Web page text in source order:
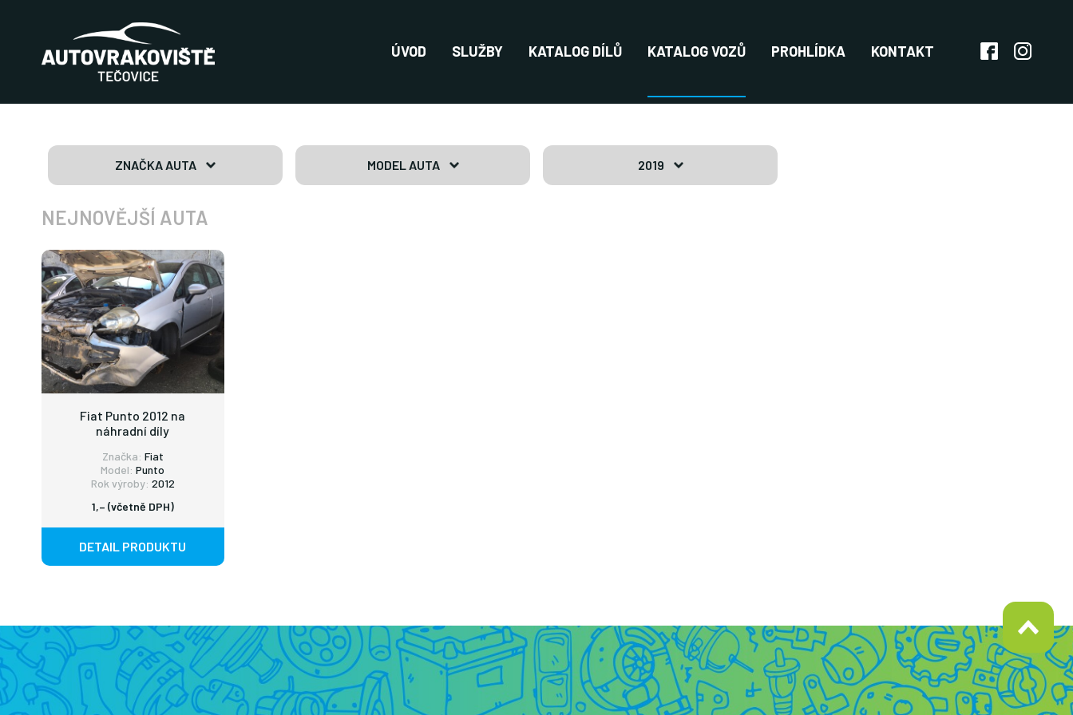
ÚVOD SLUŽBY KATALOG DÍLŮ KATALOG VOZŮ PROHLÍDKA KONTAKT
ZNAČKA AUTA MODEL AUTA 2019
NEJNOVĚJŠÍ AUTA
Fiat Punto 2012 na
náhradní díly
Značka: Fiat
Model: Punto
Rok výroby: 2012
1,– (včetně DPH)
DETAIL PRODUKTU